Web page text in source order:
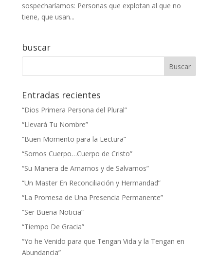
sospecharíamos: Personas que explotan al que no
tiene, que usan...
buscar
Entradas recientes
“Dios Primera Persona del Plural”
“Llevará Tu Nombre”
“Buen Momento para la Lectura”
“Somos Cuerpo…Cuerpo de Cristo”
“Su Manera de Amarnos y de Salvarnos”
“Un Master En Reconciliación y Hermandad”
“La Promesa de Una Presencia Permanente”
“Ser Buena Noticia”
“Tiempo De Gracia”
“Yo he Venido para que Tengan Vida y la Tengan en
Abundancia”